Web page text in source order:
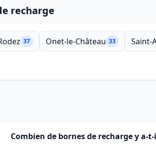
recharge
37 Onet-le-Château 33 Saint-
Combien de bornes de recharge y a-